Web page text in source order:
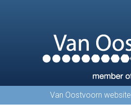
Van Oostvoorn website